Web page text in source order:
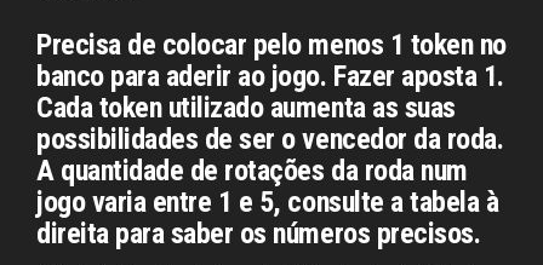
Precisa de colocar pelo menos 1 token no
banco para aderir ao jogo. Fazer aposta 1.
Cada token utilizado aumenta as suas
possibilidades de ser o vencedor da roda.
A quantidade de rotações da roda num
jogo varia entre 1 e 5, consulte a tabela à
direita para saber os números precisos.